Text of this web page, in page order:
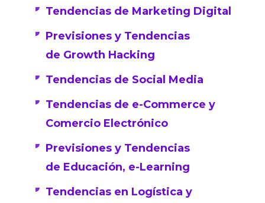
Tendencias de Marketing Digital
Previsiones y Tendencias
de Growth Hacking
Tendencias de Social Media
Tendencias de e-Commerce y
Comercio Electrónico
Previsiones y Tendencias
de Educación, e-Learning
Tendencias en Logística y